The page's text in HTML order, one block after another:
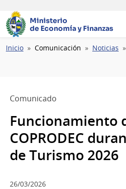
Ministerio
de Economía y Finanzas
Ruta
Inicio Comunicación Noticias
Comunicado
Funcionamiento
COPRODEC
de Turismo 2026
26/03/2026